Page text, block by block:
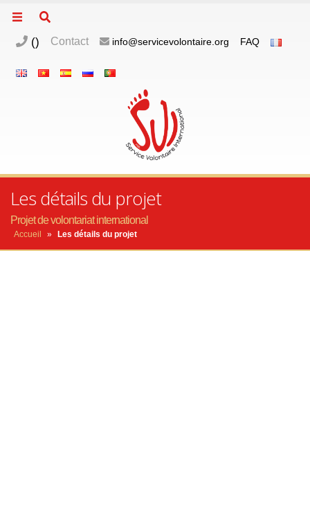
() Contact info@servicevolontaire.org FAQ
Les détails du projet
Projet de volontariat international
Accueil » Les détails du projet